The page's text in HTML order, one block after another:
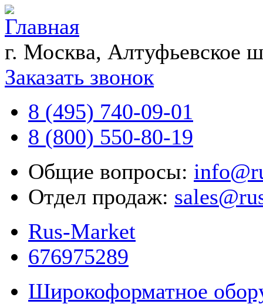
г. Москва, Алтуфьевское
Заказать звонок
8 (495) 740-09-01
8 (800) 550-80-19
Общие вопросы:
Отдел продаж:
Rus-Market
676975289
Широкоформатное